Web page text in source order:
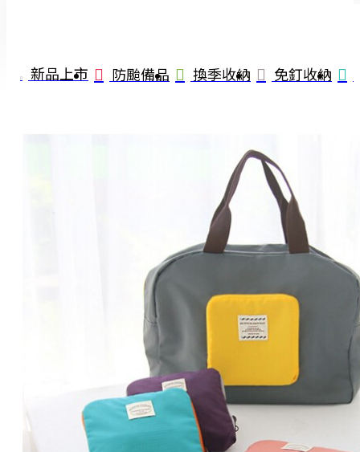
註冊
新品上市 防颱備品 換季收納 免釘收納